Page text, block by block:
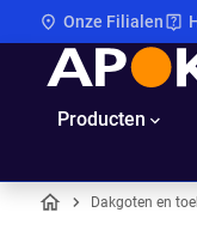
Onze Filialen
Producten
Dakgoten en